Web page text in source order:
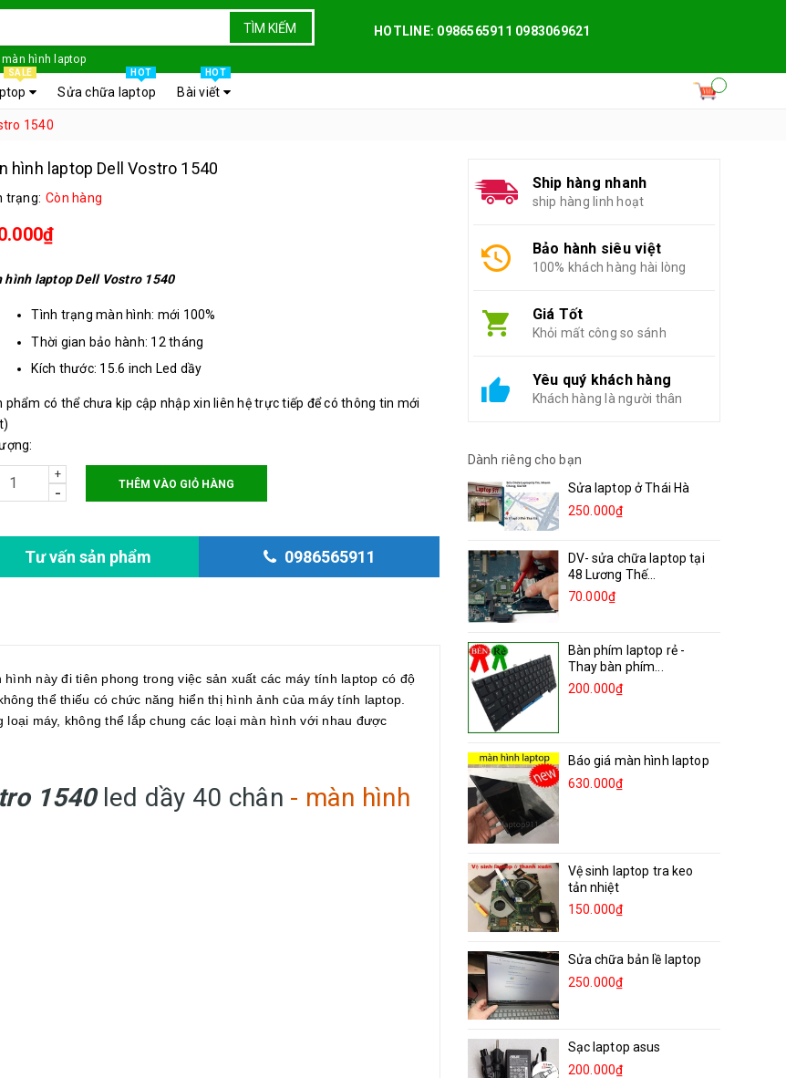
TÌM KIẾM
hình laptop
HOTLINE: 0986565911 0983069621
SALE
Sửa chữa laptop
HOT
Bài viết
HOT
1540
hình laptop Dell Vostro 1540
trạng: Còn hàng
hình laptop Dell Vostro 1540
Tình trạng màn hình: mới 100%
Thời gian bảo hành: 12 tháng
Kích thước: 15.6 inch Led dầy
Chân kết nối: 40 chân
phẩm có thể chưa kịp cập nhập xin liên hệ trực tiếp để có thông tin mới
+
- THÊM VÀO GIỎ HÀNG
Tư vấn sản phẩm 0986565911
này đi tiên phong trong việc sản xuất các máy tính laptop có độ
thể thiếu có chức năng hiển thị hình ảnh của máy tính laptop.
máy, không thể lắp chung các loại màn hình với nhau được
1540led dầy 40 chân - màn hình
Ship hàng nhanh
ship hàng linh hoạt
Bảo hành siêu việt
100% khách hàng hài lòng
Giá Tốt
Khỏi mất công so sánh
Yêu quý khách hàng
Khách hàng là người thân
Dành riêng cho bạn
Sửa laptop ở Thái Hà
250.000₫
DV- sửa chữa laptop tại
48 Lương Thế...
70.000₫
Bàn phím laptop rẻ -
Thay bàn phím...
200.000₫
Báo giá màn hình laptop
630.000₫
Vệ sinh laptop tra keo
tản nhiệt
150.000₫
Sửa chữa bản lề laptop
250.000₫
Sạc laptop asus
200.000₫